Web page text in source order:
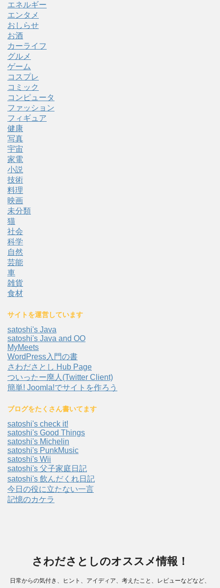
エネルギー
エンタメ
おしらせ
お酒
カーライフ
グルメ
ゲーム
コスプレ
コミック
コンピュータ
ファッション
フィギュア
健康
写真
宇宙
家電
小説
技術
料理
映画
未分類
猫
社会
科学
自然
芸能
車
雑貨
食材
サイトを運営しています
satoshi's Java
satoshi's Java and OO
MyMeets
WordPress入門の書
さわださとし Hub Page
ついったー廃人(Twitter Client)
簡単! Joomla!でサイトを作ろう
ブログをたくさん書いてます
satoshi's check it!
satoshi's Good Things
satoshi's Michelin
satoshi's PunkMusic
satoshi's Wii
satoshi's 父子家庭日記
satoshi's 飲んだくれ日記
今日の役に立たない一言
記憶のカケラ
さわださとしのオススメ情報！
日常からの気付き、ヒント、アイディア、考えたこと、レビューなどなど、